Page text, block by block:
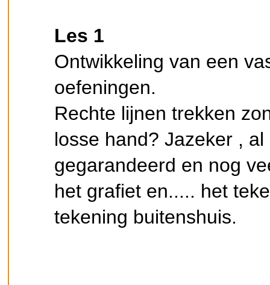
Les 1
Ontwikkeling van een
oefeningen.
Rechte lijnen trekken
losse hand? Jazeker ,
gegarandeerd en nog
het grafiet en..... het
tekening buitenshuis.